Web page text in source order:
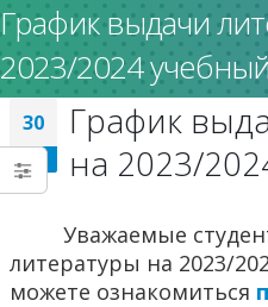
График выдачи
2023/2024
30
График
на 2023/
Уважаемые
литературы на 2023/
можете ознакомиться